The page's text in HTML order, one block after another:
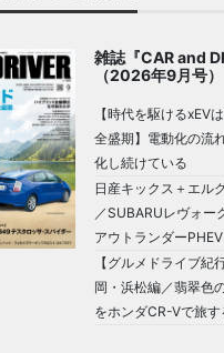
雑誌『CAR and
（2026年9月号）
【時代を駆けるxEV
全盛期】電動化の流
化し続けている
日産キックス＋エル
／SUBARUレヴォー
アウトランダー
【グルメドライブ紀
岡・浜松編／翡翠色
をホンダCR-Vで旅す